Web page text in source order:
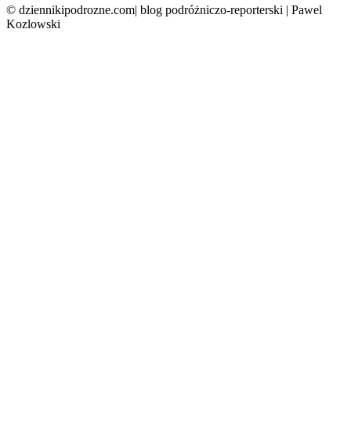
© dziennikipodrozne.com| blog podróżniczo-reporterski | Pawel
Kozlowski